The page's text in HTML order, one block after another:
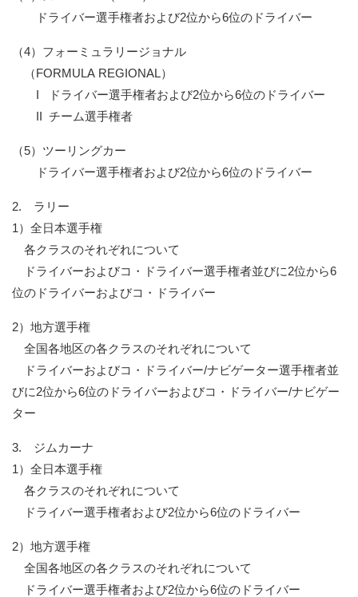
ドライバー選手権者および2位から6位のドライバー
（4） フォーミュラリージョナル
（FORMULA REGIONAL）
I ドライバー選手権者および2位から6位のドライバー
II チーム選手権者
（5） ツーリングカー
ドライバー選手権者および2位から6位のドライバー
2. ラリー
1） 全日本選手権
各クラスのそれぞれについて
ドライバーおよびコ・ドライバー選手権者並びに2位から6
位のドライバーおよびコ・ドライバー
2） 地方選手権
全国各地区の各クラスのそれぞれについて
ドライバーおよびコ・ドライバー/ナビゲーター選手権者並
びに2位から6位のドライバーおよびコ・ドライバー/ナビゲー
ター
3. ジムカーナ
1） 全日本選手権
各クラスのそれぞれについて
ドライバー選手権者および2位から6位のドライバー
2） 地方選手権
全国各地区の各クラスのそれぞれについて
ドライバー選手権者および2位から6位のドライバー